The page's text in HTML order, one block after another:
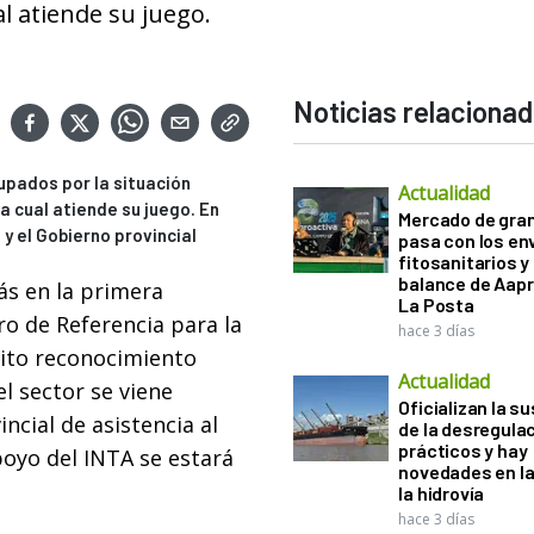
atiende su juego.
por la situación
cual atiende su juego. En
el Gobierno provincial
en la primera
de Referencia para la
reconocimiento
sector se viene
de asistencia al
del INTA se estará
Noticias
Actualidad
Mercado de
pasa con los
fitosanitarios y
balance de
La Posta
hace 3 días
Actualidad
Oficializan la
de la
prácticos y hay
novedades en
la hidrovía
hace 3 días